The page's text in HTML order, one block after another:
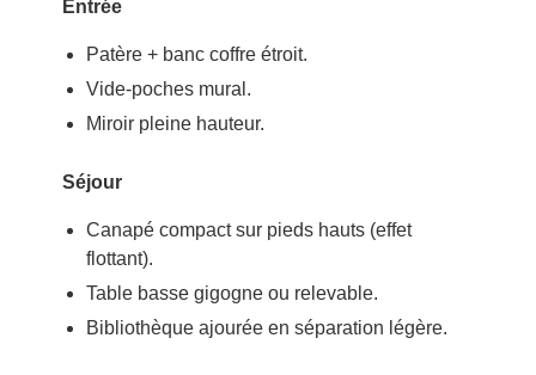
Entrée
Patère + banc coffre étroit.
Vide-poches mural.
Miroir pleine hauteur.
Séjour
Canapé compact sur pieds hauts (effet
flottant).
Table basse gigogne ou relevable.
Bibliothèque ajourée en séparation légère.